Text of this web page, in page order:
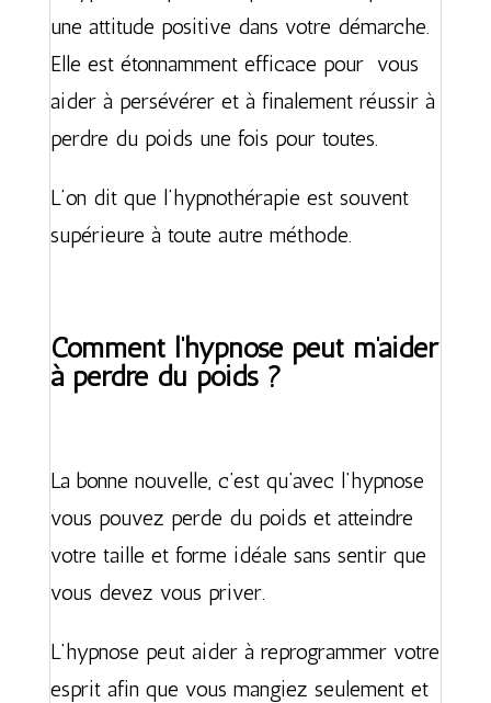
une attitude positive dans votre démarche.
Elle est étonnamment efficace pour vous
aider à persévérer et à finalement réussir à
perdre du poids une fois pour toutes.
L’on dit que l’hypnothérapie est souvent
supérieure à toute autre méthode.
Comment l’hypnose peut m’aider
à perdre du poids ?
La bonne nouvelle, c’est qu’avec l’hypnose
vous pouvez perde du poids et atteindre
votre taille et forme idéale sans sentir que
vous devez vous priver.
L’hypnose peut aider à reprogrammer votre
esprit afin que vous mangiez seulement et